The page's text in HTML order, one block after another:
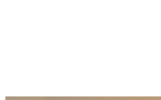
帝景•晶采轩｜